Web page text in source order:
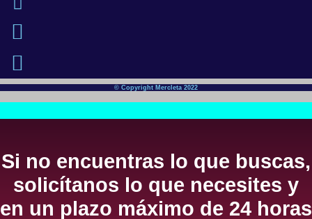
© Copyright Mercleta 2022
Si no encuentras lo que buscas,
solicítanos lo que necesites y
en un plazo máximo de 24 horas